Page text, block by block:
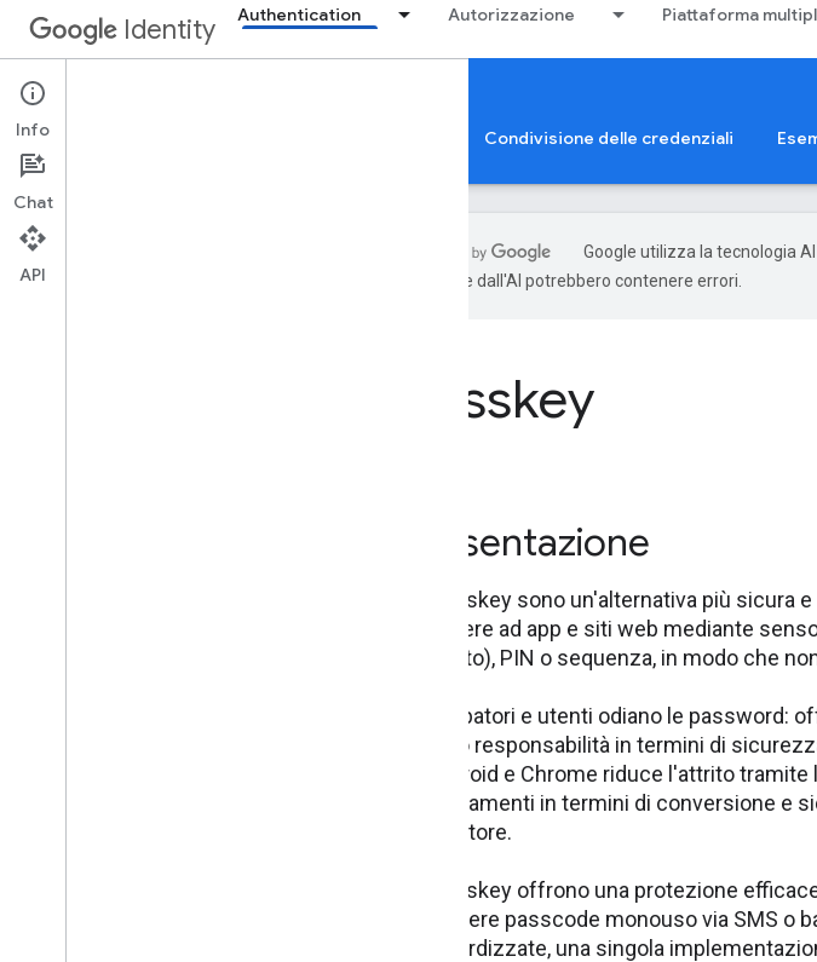
Identity Authentication Autorizzazione Piattaforma
Passkeys
Accedi con Google Condivisione delle credenziali
Google utilizza la tecnologia
generate dall'AI potrebbero contenere errori.
Passkey
Presentazione
Le passkey sono un'alternativa più
accedere ad app e siti web mediante
del volto), PIN o sequenza, in modo che
Sviluppatori e utenti odiano le password:
creano responsabilità in termini di
in Android e Chrome riduce l'attrito
miglioramenti in termini di conversione e
del settore.
Le passkey offrono una protezione
richiedere passcode monouso via SMS
standardizzate, una singola
Info
Chat
API